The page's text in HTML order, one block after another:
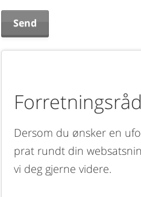
Dersom du ønsker en
prat rundt din
vi deg gjerne videre.